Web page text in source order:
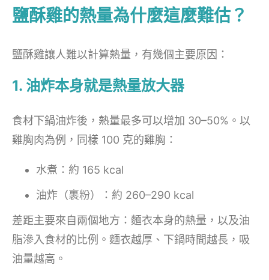
鹽酥雞的熱量為什麼這麼難估？
鹽酥雞讓人難以計算熱量，有幾個主要原因：
1. 油炸本身就是熱量放大器
食材下鍋油炸後，熱量最多可以增加 30–50%。以
雞胸肉為例，同樣 100 克的雞胸：
水煮：約 165 kcal
油炸（裹粉）：約 260–290 kcal
差距主要來自兩個地方：麵衣本身的熱量，以及油
脂滲入食材的比例。麵衣越厚、下鍋時間越長，吸
油量越高。